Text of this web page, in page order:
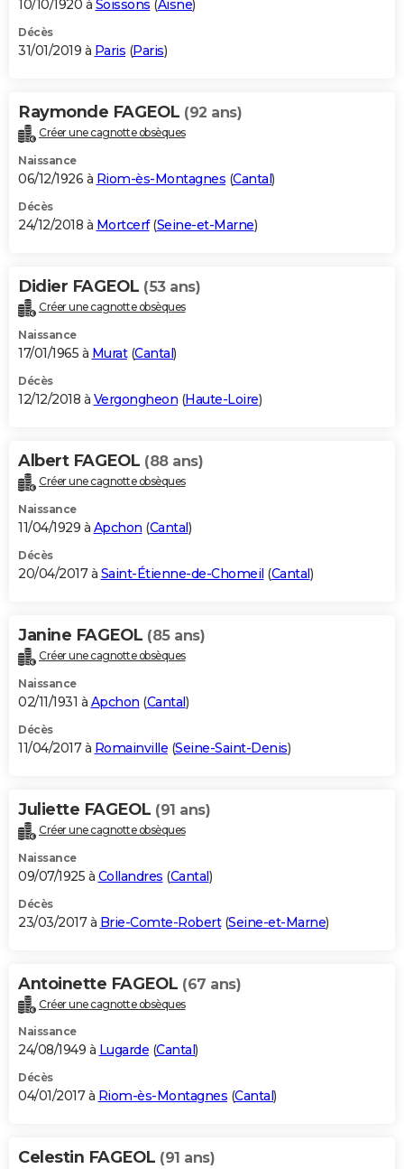
10/10/1920 à Soissons (Aisne)
Décès
31/01/2019 à Paris (Paris)
Raymonde FAGEOL (92 ans)
Créer une cagnotte obsèques
Naissance
06/12/1926 à Riom-ès-Montagnes (Cantal)
Décès
24/12/2018 à Mortcerf(Seine-et-Marne)
Didier FAGEOL (53 ans)
Créer une cagnotte obsèques
Naissance
17/01/1965 à Murat(Cantal)
Décès
12/12/2018 à Vergongheon (Haute-Loire)
Albert FAGEOL (88 ans)
Créer une cagnotte obsèques
Naissance
11/04/1929 à Apchon (Cantal)
Décès
20/04/2017 à Saint-Étienne-de-Chomeil (Cantal)
Janine FAGEOL (85 ans)
Créer une cagnotte obsèques
Naissance
02/11/1931 à Apchon (Cantal)
Décès
11/04/2017 à Romainville (Seine-Saint-Denis)
Juliette FAGEOL (91 ans)
Créer une cagnotte obsèques
Naissance
09/07/1925 à Collandres (Cantal)
Décès
23/03/2017 à Brie-Comte-Robert(Seine-et-Marne)
Antoinette FAGEOL (67 ans)
Créer une cagnotte obsèques
Naissance
24/08/1949 à Lugarde (Cantal )
Décès
04/01/2017 à Riom-ès-Montagnes (Cantal )
Celestin FAGEOL (91 ans)